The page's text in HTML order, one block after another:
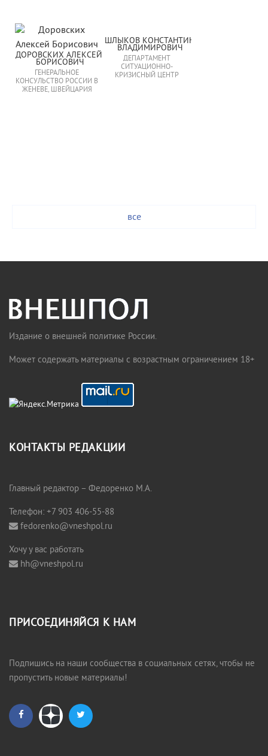
ДОРОВСКИХ АЛЕКСЕЙ
БОРИСОВИЧ
ГЕНЕРАЛЬНОЕ
КОНСУЛЬСТВО РОССИИ В
ЖЕНЕВЕ, ШВЕЙЦАРИЯ
ШЛЫКОВ КОНСТАНТИН
ВЛАДИМИРОВИЧ
ДЕПАРТАМЕНТ
СИТУАЦИОННО-
КРИЗИСНЫЙ ЦЕНТР
все
Издание о внешней политике России.
Может содержать материалы с возрастным ограничением 18+
КОНТАКТЫ РЕДАКЦИИ
Главный редактор – Федоренко М.А.
Телефон: +7 903 406-55-88
fedorenko@vneshpol.ru
Хочу у вас работать
hh@vneshpol.ru
ПРИСОЕДИНЯЙСЯ К НАМ
Подпишись на наши сообщества в социальных сетях, чтобы не
пропустить новые материалы!